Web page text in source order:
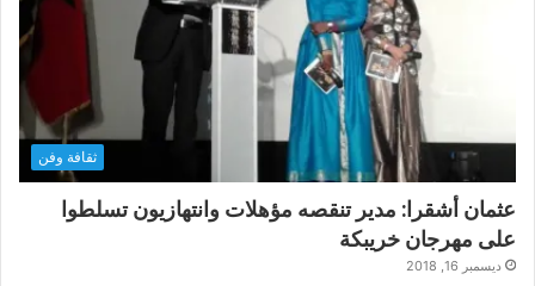
ثقافة وفن
عثمان أشقرا: مدير تنقصه مؤهلات وانتهازيون تسلطوا
على مهرجان خريبكة
ديسمبر 16, 2018